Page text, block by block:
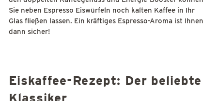
Sie neben Espresso Eiswürfeln noch kalten Kaffee in Ihr
Glas fließen lassen. Ein kräftiges Espresso-Aroma ist Ihnen
dann sicher!
Eiskaffee-Rezept: Der beliebte